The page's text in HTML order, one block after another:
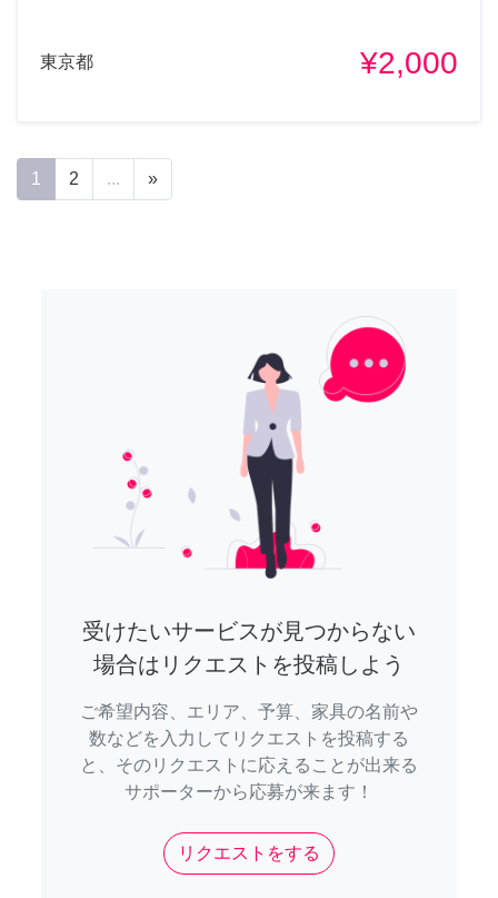
東京都 ¥2,000
1 2 ... »
受けたいサービスが見つからない
場合はリクエストを投稿しよう
ご希望内容、エリア、予算、家具の名前や
数などを入力してリクエストを投稿する
と、そのリクエストに応えることが出来る
サポーターから応募が来ます！
リクエストをする